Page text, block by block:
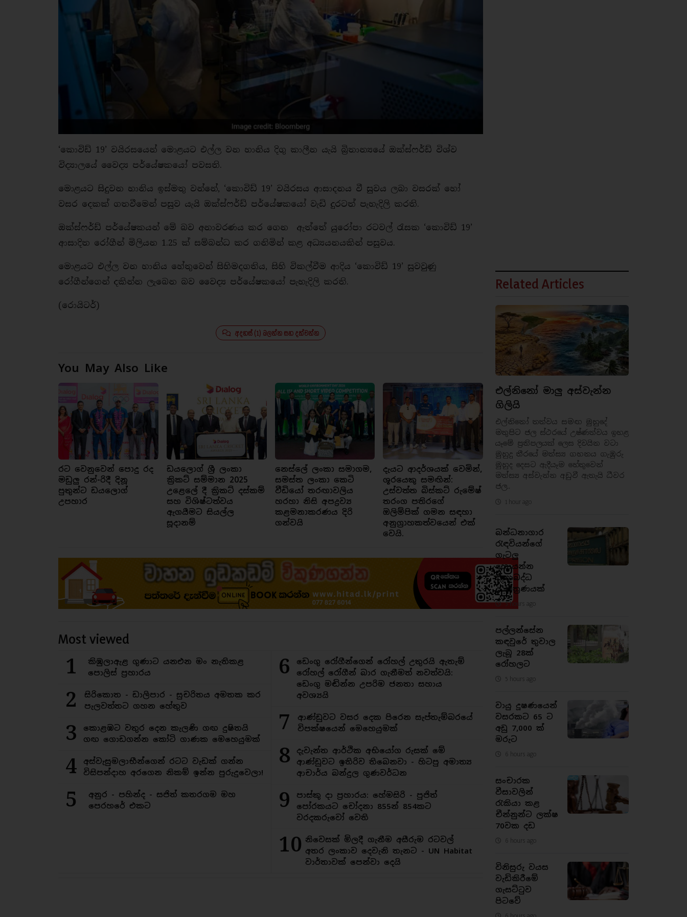
‘කොවිඩ් 19’ වයිරසයෙන් මොළයට එල්ල වන හානිය දිගු කාලීන යැයි බ්‍රිතාන්‍යයේ ඔක්ස්ෆර්ඩ් විශ්ව
විද්‍යාලයේ වෛද්‍ය පර්යේෂකයෝ පවසති.
මොළයට සිදුවන හානිය ඉස්මතු වන්නේ, ‘කොවිඩ් 19’ වයිරසය ආසාදනය වී සුවය ලබා වසරක් හෝ
වසර දෙකක් ගතවීමෙන් පසුව යැයි ඔක්ස්ෆර්ඩ් පර්යේෂකයෝ වැඩි දුරටත් පැහැදිලි කරති.
ඔක්ස්ෆර්ඩ් පර්යේෂකයන් මේ බව අනාවරණය කර​ ගෙන ඇත්තේ යුරෝපා රටවල් රැසක ‘කොවිඩ් 19’
ආසාදිත රෝගීන් මිලියන 1.25 ක් සම්බන්ධ කර ගනිමින් කළ අධ්‍යයනයකින් පසුවය.
මොළයට එල්ල වන හානිය හේතුවෙන් සිහිමදගතිය, සිහි විකල්වීම ආදිය ‘කොවිඩ් 19’ සුවවුණු
රෝගීන්ගෙන් දකින්න ලැබෙන බව වෛද්‍ය පර්යේෂකයෝ පැහැදිලි කරති.
(රොයිටර්)
අදහස් (1) බලන්න සහ දක්වන්න
You May Also Like
රට වෙනුවෙන් පොදු රද
මඩුලු රන්-රිදී දිනූ
පුතුන්ට ඩයලොග්
උපහාර
ඩයලොග් ශ්‍රී ලංකා
ක්‍රිකට් සම්මාන 2025
උළෙලේ දී ක්‍රිකට් දස්කම්
සහ විශිෂ්ටත්වය
ඇගයීමට සියල්ල
සූදානම්
නෙස්ලේ ලංකා සමාගම,
සමස්ත ලංකා කෙටි
වීඩියෝ තරඟාවලිය
හරහා නිසි අපද්‍රව්‍ය
කළමනාකරණය දිරි
ගන්වයි
දැයට ආදර්ශයක් වෙමින්,
ශූරයෙකු සමඟින්:
උස්වත්ත බිස්කට් රුමේෂ්
තරංග පතිරගේ
ඔලිම්පික් ගමන සඳහා
අනුග්‍රාහකත්වයෙන් එක්
වෙයි.
Most viewed
1
කිඹුලාඇළ ගුණාට යනඑන මං නැතිකළ
පොලිස් ප්‍රහාරය
2
සිරිකොත - ඩාලිපාර - සුචරිතය අමතක කර
පැලවත්තට ගහන හේතුව
3
කොළඹට වතුර දෙන කැලණි ගඟ දුෂිතයි
ගඟ ගොඩගන්න කෝටි ගාණක මෙහෙයුමක්
4
අස්වැසුමලාභීන්ගෙන් රටට වැඩක් ගන්න
විසිපන්දාහ අරගෙන නිකම් ඉන්න පුරුදුවෙලා!
5
අනුර - පහින්ද - සජිත් කතරගම මහ
පෙරහරේ එකට
6
ඩෙංගු රෝගීන්ගෙන් රෝහල් උතුරයි ඇතැම්
රෝහල් රෝගීන් බාර ගැනීමත් නවත්වයි:
ඩෙංගු මඬින්න උපරිම ජනතා සහාය
අවශ්‍යයි
7
ආණ්ඩුවට වසර දෙක පිරෙන සැප්තැම්බරයේ
විපක්ෂයෙන් මෙහෙයුමක්
8
දැවැන්ත ආර්ථික අභියෝග රුසක් මේ
ආණ්ඩුවට ඉතිරිව තිබෙනවා - හිටපු අමාත්‍ය
ආචාර්ය බන්දුල ගුණවර්ධන
9
පාස්කු දා ප්‍රහාරය: හේමසිරි - පූජිත්
පෝරකයට චෝදනා 855න් 854කට
වරදකරුවෝ වෙති
10 නිවෙසක් මිලදී ගැනීම අසීරුම රටවල්
අතර ලංකාව දෙවැනි තැනට - UN Habitat
වාර්තාවක් පෙන්වා දෙයි
Related Articles
එල්නිනෝ මාලු අස්වැන්න
ගිලියි
එල්නිනෝ තත්වය සමඟ මුහුදේ
මතුපිට ජල ස්ථරයේ උෂ්ණත්වය ඉහළ
යෑමේ ප්‍රතිපලයක් ලෙස දිවයින වටා
මුහුදු තීරයේ මත්ස්‍ය ගහනය ගැඹුරු
මුහුද දෙසට ඇදීයෑම හේතුවෙන්
මත්ස්‍ය අස්වැන්න අඩුවී ඇතැයි ධීවර
ජල..
1 hour ago
බන්ධනාගාර
රැඳවියන්ගේ
ගැටලු
හොයන්න
ඒකාබද්ධ
යාන්ත්‍රණයක්
5 hours ago
පල්ලන්සේන
කඳවුරේ තුවාල
ලැබූ 28ක්
රෝහලට
5 hours ago
වායු දූෂණයෙන්
වසරකට 65 ට
අඩු 7,000 ක්
මරුට
6 hours ago
සංචාරක
වීසාවලින්
රැකියා කළ
චීන්නුන්ට ලක්ෂ
70වක දඩ
6 hours ago
විනිසුරු වයස
වැඩිකිරීමේ
ගැසට්ටුව
පිටවේ
6 hours ago